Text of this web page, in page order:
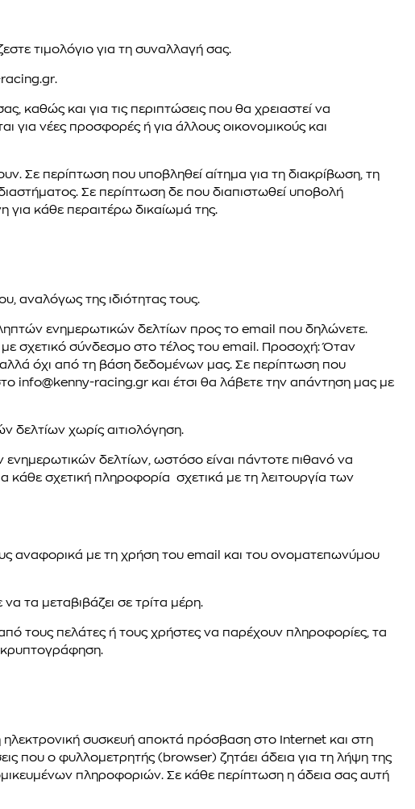
τιμολόγιο για τη συναλλαγή σας.
racing.gr.
καθώς και για τις περιπτώσεις που θα χρειαστεί να
για νέες προσφορές ή για άλλους οικονομικούς και
Σε περίπτωση που υποβληθεί αίτημα για τη διακρίβωση, τη
Σε περίπτωση δε που διαπιστωθεί υποβολή
για κάθε περαιτέρω δικαίωμά της.
αναλόγως της ιδιότητας τους.
ενημερωτικών δελτίων προς το email που δηλώνετε.
σχετικό σύνδεσμο στο τέλος του email. Προσοχή: Όταν
όχι από τη βάση δεδομένων μας. Σε περίπτωση που
info@kenny-racing.gr και έτσι θα λάβετε την απάντηση μας με
δελτίων χωρίς αιτιολόγηση.
δελτίων, ωστόσο είναι πάντοτε πιθανό να
σχετική πληροφορία σχετικά με τη λειτουργία των
αναφορικά με τη χρήση του email και του ονοματεπωνύμου
τα μεταβιβάζει σε τρίτα μέρη.
τους πελάτες ή τους χρήστες να παρέχουν πληροφορίες, τα
κρυπτογράφηση.
ηλεκτρονική συσκευή αποκτά πρόσβαση στο Internet και στη
που ο φυλλομετρητής (browser) ζητάει άδεια για τη λήψη της
πληροφοριών. Σε κάθε περίπτωση η άδεια σας αυτή